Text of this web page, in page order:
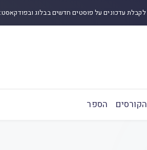
לקבלת עדכונים על פוסטים חדשים בבלוג ובפודקאסט:
הקורסים הספר